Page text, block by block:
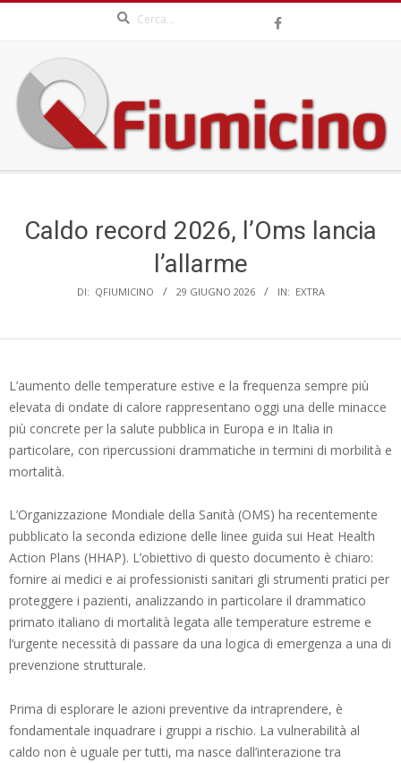
content
QFIUMICINO.COM
MenuCaldo record 2026, l’Oms lancia
l’allarme
DI: QFIUMICINO 29 GIUGNO 2026 IN: EXTRA
L’aumento delle temperature estive e la frequenza sempre più
elevata di ondate di calore rappresentano oggi una delle minacce
più concrete per la salute pubblica in Europa e in Italia in
particolare, con ripercussioni drammatiche in termini di morbilità e
mortalità.
L’Organizzazione Mondiale della Sanità (OMS) ha recentemente
pubblicato la seconda edizione delle linee guida sui Heat Health
Action Plans (HHAP). L’obiettivo di questo documento è chiaro:
fornire ai medici e ai professionisti sanitari gli strumenti pratici per
proteggere i pazienti, analizzando in particolare il drammatico
primato italiano di mortalità legata alle temperature estreme e
l’urgente necessità di passare da una logica di emergenza a una di
prevenzione strutturale.
Prima di esplorare le azioni preventive da intraprendere, è
fondamentale inquadrare i gruppi a rischio. La vulnerabilità al
caldo non è uguale per tutti, ma nasce dall’interazione tra